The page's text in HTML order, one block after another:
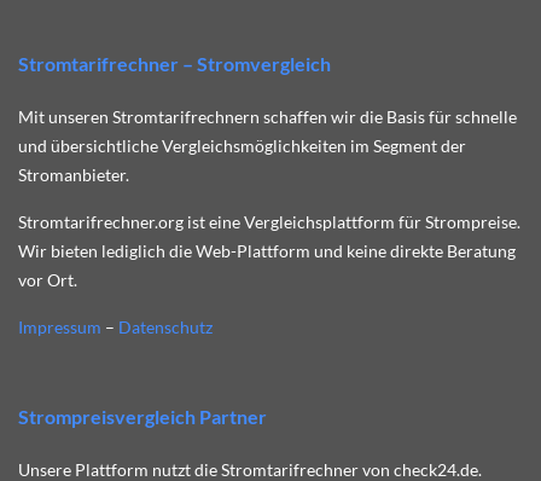
Stromtarifrechner – Stromvergleich
Mit unseren Stromtarifrechnern schaffen wir die Basis für schnelle
und übersichtliche Vergleichsmöglichkeiten im Segment der
Stromanbieter.
Stromtarifrechner.org ist eine Vergleichsplattform für Strompreise.
Wir bieten lediglich die Web-Plattform und keine direkte Beratung
vor Ort.
Impressum – Datenschutz
Strompreisvergleich Partner
Unsere Plattform nutzt die Stromtarifrechner von check24.de.